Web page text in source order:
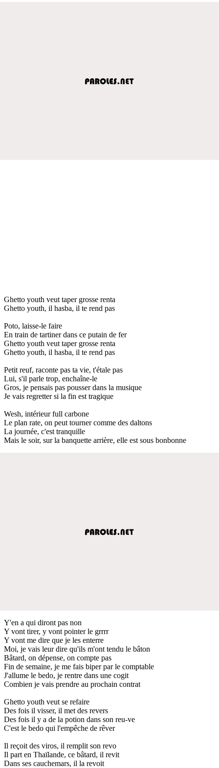
Ghetto youth veut taper grosse renta
Ghetto youth, il hasba, il te rend pas
Poto, laisse-le faire
En train de tartiner dans ce putain de fer
Ghetto youth veut taper grosse renta
Ghetto youth, il hasba, il te rend pas
Petit reuf, raconte pas ta vie, t'étale pas
Lui, s'il parle trop, enchaîne-le
Gros, je pensais pas pousser dans la musique
Je vais regretter si la fin est tragique
Wesh, intérieur full carbone
Le plan rate, on peut tourner comme des daltons
La journée, c'est tranquille
Mais le soir, sur la banquette arrière, elle est sous bonbonne
Y'en a qui diront pas non
Y vont tirer, y vont pointer le grrrr
Y vont me dire que je les enterre
Moi, je vais leur dire qu'ils m'ont tendu le bâton
Bâtard, on dépense, on compte pas
Fin de semaine, je me fais biper par le comptable
J'allume le bedo, je rentre dans une cogit
Combien je vais prendre au prochain contrat
Ghetto youth veut se refaire
Des fois il visser, il met des revers
Des fois il y a de la potion dans son reu-ve
C'est le bedo qui l'empêche de rêver
Il reçoit des viros, il remplit son revo
Il part en Thaïlande, ce bâtard, il revit
Dans ses cauchemars, il la revoit